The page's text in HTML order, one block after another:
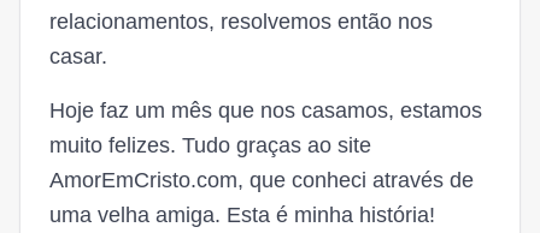
relacionamentos, resolvemos então nos
casar.
Hoje faz um mês que nos casamos, estamos
muito felizes. Tudo graças ao site
AmorEmCristo.com, que conheci através de
uma velha amiga. Esta é minha história!